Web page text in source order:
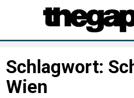
Schlagwort:
Wien